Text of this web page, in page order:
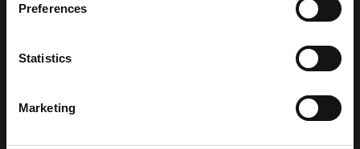
Preferences
Statistics
Marketing
Una comunità di appassionati della cultura tibetana che hanno
avuto modo di viaggiare e conoscere questa meravigliosa regione.
Una regione affascinante, densa di spiritualità che con i suoi